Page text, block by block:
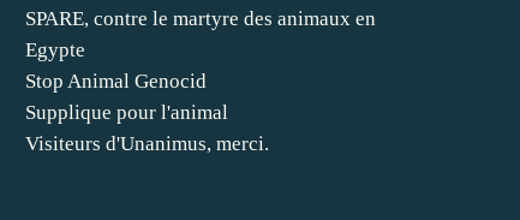
SPARE, contre le martyre des animaux en
Egypte
Stop Animal Genocid
Supplique pour l'animal
Visiteurs d'Unanimus, merci.